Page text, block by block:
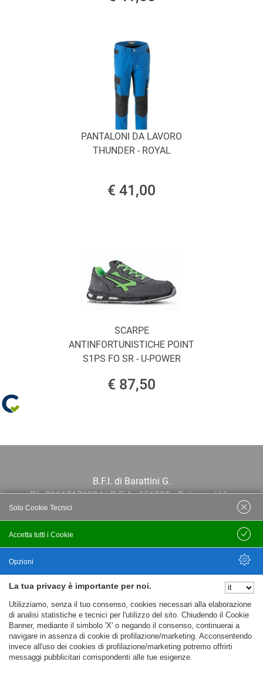
PANTALONI DA LAVORO
THUNDER - ROYAL
€ 41,00
SCARPE
ANTINFORTUNISTICHE POINT
S1PS FO SR - U-POWER
€ 87,50
B.F.I. di Barattini G.
P.I.: 01613171204 | R.E.A.: 351290 - Bologna | Via
Po 13E, 40139, Bologna | Telefono: 051
444638 | Email: bfi@bfi.bo.it
Privacy policy
Cookie policy
La tua privacy è importante per noi.
Utilizziamo, senza il tuo consenso, cookies necessari alla elaborazione
di analisi statistiche e tecnici per l'utilizzo del sito. Chiudendo il Cookie
Banner, mediante il simbolo 'X' o negando il consenso, continuerai a
navigare in assenza di cookie di profilazione/marketing. Acconsentendo
invece all'uso dei cookies di profilazione/marketing potremo offrirti
messaggi pubblicitari corrispondenti alle tue esigenze.
Accetta tutti i Cookie
Solo Cookie Tecnici
Salva
Opzioni
Nascondi Opzioni